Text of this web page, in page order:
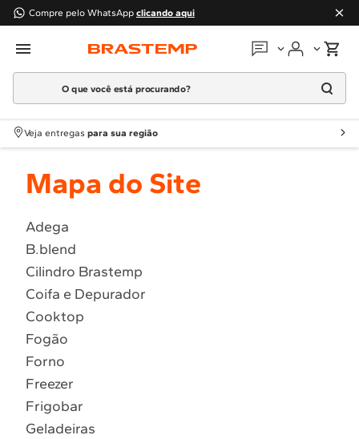
Compre pelo WhatsApp clicando aqui
Em que podemos
Atendimento Brastemp
O que você está procurando?
Termos mais buscados
1º Geladeira
2
Fogao
4 º Lava Louça
5 º Cooktop
6º Microondas Brastemp
7º Forno
8º Embutir
9º Lava Seca
Veja entregas para sua região
Mapa do Site
Adega
B.blend
Cilindro Brastemp
Coifa e Depurador
Cooktop
Fogão
Forno
Freezer
Frigobar
Geladeiras